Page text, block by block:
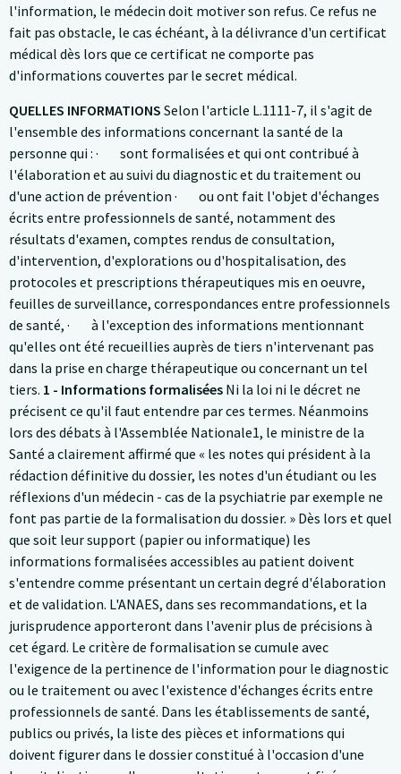
l'information, le médecin doit motiver son refus. Ce refus ne
fait pas obstacle, le cas échéant, à la délivrance d'un certificat
médical dès lors que ce certificat ne comporte pas
d'informations couvertes par le secret médical.
QUELLES INFORMATIONS Selon l'article L.1111-7, il s'agit de
l'ensemble des informations concernant la santé de la
personne qui : · sont formalisées et qui ont contribué à
l'élaboration et au suivi du diagnostic et du traitement ou
d'une action de prévention · ou ont fait l'objet d'échanges
écrits entre professionnels de santé, notamment des
résultats d'examen, comptes rendus de consultation,
d'intervention, d'explorations ou d'hospitalisation, des
protocoles et prescriptions thérapeutiques mis en oeuvre,
feuilles de surveillance, correspondances entre professionnels
de santé, · à l'exception des informations mentionnant
qu'elles ont été recueillies auprès de tiers n'intervenant pas
dans la prise en charge thérapeutique ou concernant un tel
tiers. 1 - Informations formalisées Ni la loi ni le décret ne
précisent ce qu'il faut entendre par ces termes. Néanmoins
lors des débats à l'Assemblée Nationale1, le ministre de la
Santé a clairement affirmé que « les notes qui président à la
rédaction définitive du dossier, les notes d'un étudiant ou les
réflexions d'un médecin - cas de la psychiatrie par exemple ne
font pas partie de la formalisation du dossier. » Dès lors et quel
que soit leur support (papier ou informatique) les
informations formalisées accessibles au patient doivent
s'entendre comme présentant un certain degré d'élaboration
et de validation. L'ANAES, dans ses recommandations, et la
jurisprudence apporteront dans l'avenir plus de précisions à
cet égard. Le critère de formalisation se cumule avec
l'exigence de la pertinence de l'information pour le diagnostic
ou le traitement ou avec l'existence d'échanges écrits entre
professionnels de santé. Dans les établissements de santé,
publics ou privés, la liste des pièces et informations qui
doivent figurer dans le dossier constitué à l'occasion d'une